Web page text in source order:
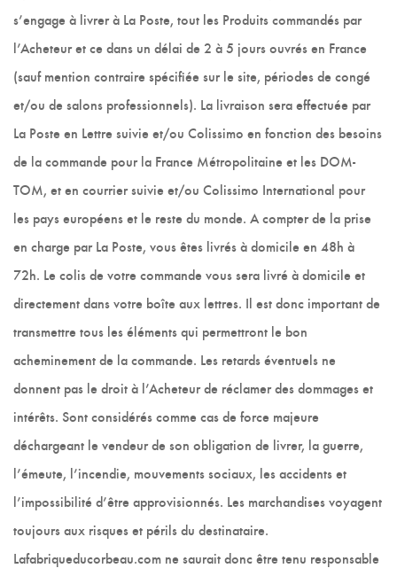
s’engage à livrer à La Poste, tout les Produits commandés par
l’Acheteur et ce dans un délai de 2 à 5 jours ouvrés en France
(sauf mention contraire spécifiée sur le site, périodes de congé
et/ou de salons professionnels). La livraison sera effectuée par
La Poste en Lettre suivie et/ou Colissimo en fonction des besoins
de la commande pour la France Métropolitaine et les DOM-
TOM, et en courrier suivie et/ou Colissimo International pour
les pays européens et le reste du monde. A compter de la prise
en charge par La Poste, vous êtes livrés à domicile en 48h à
72h. Le colis de votre commande vous sera livré à domicile et
directement dans votre boîte aux lettres. Il est donc important de
transmettre tous les éléments qui permettront le bon
acheminement de la commande. Les retards éventuels ne
donnent pas le droit à l’Acheteur de réclamer des dommages et
intérêts. Sont considérés comme cas de force majeure
déchargeant le vendeur de son obligation de livrer, la guerre,
l’émeute, l’incendie, mouvements sociaux, les accidents et
l’impossibilité d’être approvisionnés. Les marchandises voyagent
toujours aux risques et périls du destinataire.
Lafabriqueducorbeau.com ne saurait donc être tenu responsable